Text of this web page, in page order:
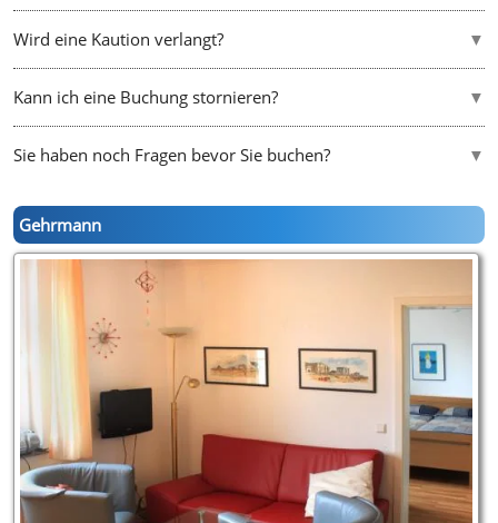
Wird eine Kaution verlangt?
Kann ich eine Buchung stornieren?
Sie haben noch Fragen bevor Sie buchen?
Gehrmann